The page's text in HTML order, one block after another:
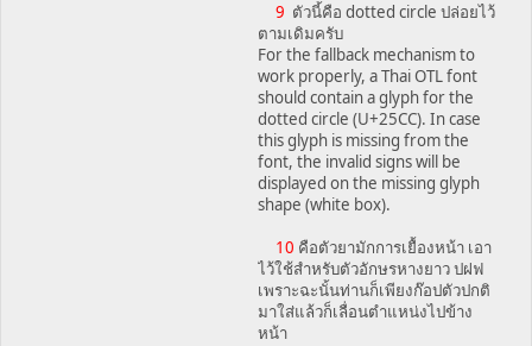
9 ตัวนี้คือ dotted circle ปล่อยไว้
ตามเดิมครับ
For the fallback mechanism to
work properly, a Thai OTL font
should contain a glyph for the
dotted circle (U+25CC). In case
this glyph is missing from the
font, the invalid signs will be
displayed on the missing glyph
shape (white box).
10 คือตัวยามักการเยื้องหน้า เอา
ไว้ใช้สำหรับตัวอักษรหางยาว ปฝฟ
เพราะฉะนั้นท่านก็เพียงก๊อปตัวปกติ
มาใส่แล้วก็เลื่อนตำแหน่งไปข้าง
หน้า